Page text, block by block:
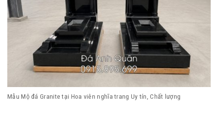
Mẫu Mộ đá Granite tại Hoa viên nghĩa trang Uy tín, Chất lượng